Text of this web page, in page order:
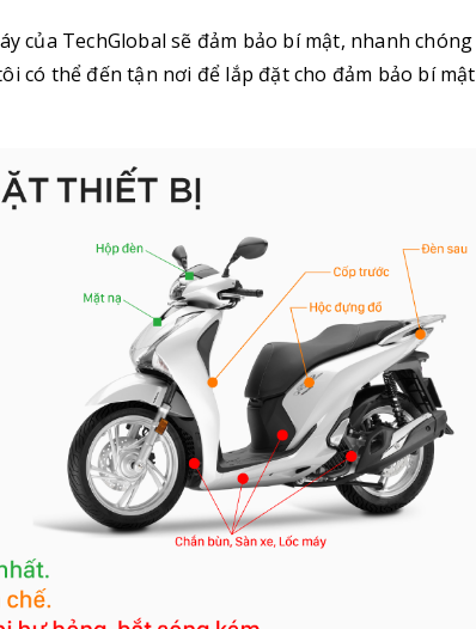
của TechGlobal sẽ đảm bảo bí mật, nhanh chóng
có thể đến tận nơi để lắp đặt cho đảm bảo bí mật